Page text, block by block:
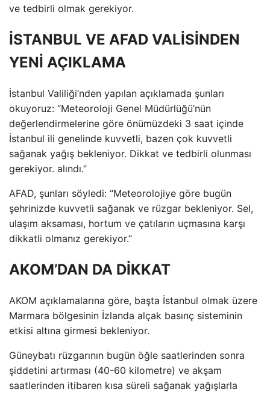
ve tedbirli olmak gerekiyor.
İSTANBUL VE AFAD VALİSİNDEN
YENİ AÇIKLAMA
İstanbul Valiliği’nden yapılan açıklamada şunları
okuyoruz: “Meteoroloji Genel Müdürlüğü’nün
değerlendirmelerine göre önümüzdeki 3 saat içinde
İstanbul ili genelinde kuvvetli, bazen çok kuvvetli
sağanak yağış bekleniyor. Dikkat ve tedbirli olunması
gerekiyor. alındı.”
AFAD, şunları söyledi: “Meteorolojiye göre bugün
şehrinizde kuvvetli sağanak ve rüzgar bekleniyor. Sel,
ulaşım aksaması, hortum ve çatıların uçmasına karşı
dikkatli olmanız gerekiyor.”
AKOM’DAN DA DİKKAT
AKOM açıklamalarına göre, başta İstanbul olmak üzere
Marmara bölgesinin İzlanda alçak basınç sisteminin
etkisi altına girmesi bekleniyor.
Güneybatı rüzgarının bugün öğle saatlerinden sonra
şiddetini artırması (40-60 kilometre) ve akşam
saatlerinden itibaren kısa süreli sağanak yağışlarla